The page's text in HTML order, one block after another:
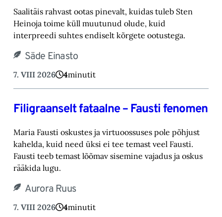
Saalitäis rahvast ootas pinevalt, kuidas tuleb Sten
Heinoja toime küll muutunud olude, kuid
‎interpreedi suhtes endiselt kõrgete ootustega.‎
Säde Einasto
7. VIII 2026 4minutit
Filigraanselt fataalne – Fausti fenomen
Maria Fausti oskustes ja virtuoossuses pole põhjust
kahelda, kuid need üksi ei tee temast ‎veel Fausti.
Fausti teeb temast lõõmav sisemine vajadus ja oskus
rääkida lugu.‎
Aurora Ruus
7. VIII 2026 4minutit